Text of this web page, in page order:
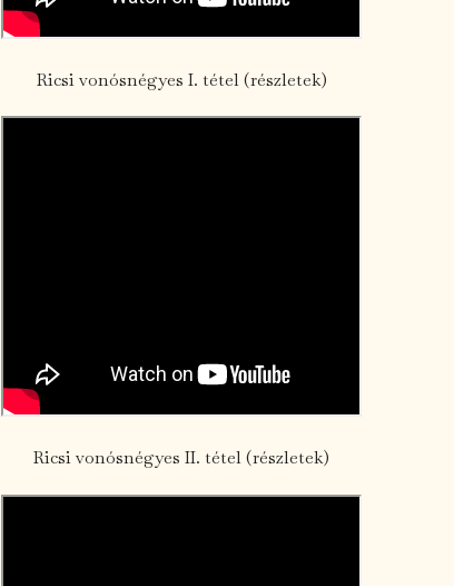
Ricsi vonósnégyes I. tétel (részletek)
Ricsi vonósnégyes II. tétel (részletek)